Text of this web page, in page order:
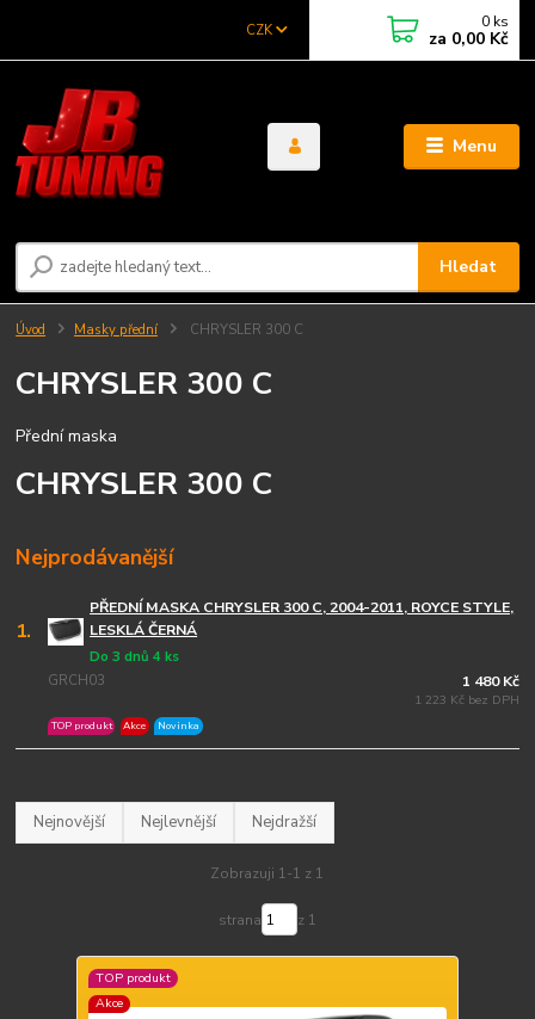
Menu
CZK
Hledat
0 ks
za 0,00 Kč
Úvod Masky přední CHRYSLER 300 C
CHRYSLER 300 C
Přední maska
CHRYSLER 300 C
Nejprodávanější
1.
PŘEDNÍ MASKA CHRYSLER 300 C, 2004-2011, ROYCE STYLE,
LESKLÁ ČERNÁ
GRCH03
Do 3 dnů 4 ks
TOP produkt Akce Novinka
1 480 Kč
1 223 Kč bez DPH
Nejnovější Nejlevnější Nejdražší
Zobrazuji 1-1 z 1
strana z 1
TOP produkt
Akce